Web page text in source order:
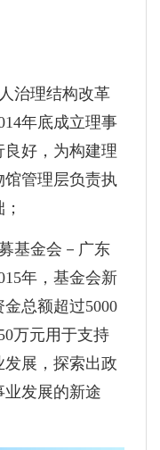
治理结构改革
年底成立理事
好，为构建理
管理层负责执
基金会－广东
年，基金会新
总额超过5000
万元用于支持
展，探索出政
发展的新途